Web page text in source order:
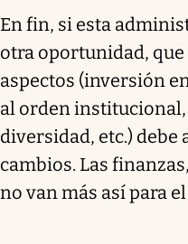
En fin, si esta
otra oportunidad,
aspectos (inversión
al orden
diversidad, etc.)
cambios. Las
no van más así para